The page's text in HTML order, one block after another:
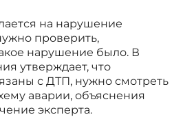
на нарушение
проверить,
нарушение было. В
утверждает, что
с ДТП, нужно смотреть
аварии, объяснения
эксперта.